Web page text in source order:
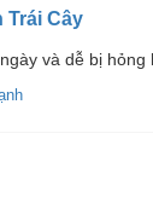
Trái Cây
và dễ bị hỏng